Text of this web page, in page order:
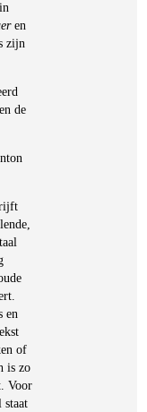
en
zijn
de
en
of
is zo
Voor
staat